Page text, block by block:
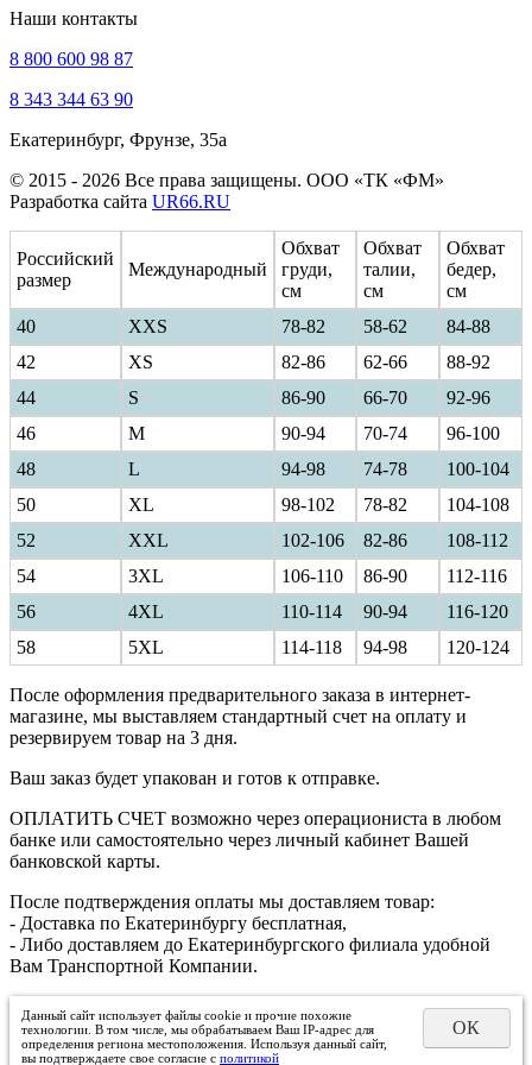
Наши контакты
8 800 600 98 87
8 343 344 63 90
Екатеринбург, Фрунзе, 35а
© 2015 - 2026 Все права защищены. ООО «ТК «ФМ»
Разработка сайта UR66.RU
Российский
размер
Международный
Обхват
груди,
см
Обхват
талии,
см
Обхват
бедер,
см
40
ХXS 78-82 58-62
84-88
42
XS 82-86 62-66
88-92
44
S 86-90 66-70
92-96
46
M 90-94 70-74
96-100
48
L 94-98 74-78
100-104
50
XL 98-102 78-82
104-108
52
XXL 102-106 82-86
108-112
54
3XL 106-110 86-90
112-116
56
4XL 110-114 90-94
116-120
58
5XL 114-118 94-98 120-124
После оформления предварительного заказа в интернет-
магазине, мы выставляем стандартный счет на оплату и
резервируем товар на 3 дня.
Ваш заказ будет упакован и готов к отправке.
ОПЛАТИТЬ СЧЕТ возможно через операциониста в любом
банке или самостоятельно через личный кабинет Вашей
банковской карты.
После подтверждения оплаты мы доставляем товар:
- Доставка по Екатеринбургу бесплатная,
- Либо доставляем до Екатеринбургского филиала удобной
Вам Транспортной Компании.
Данный сайт использует файлы cookie и прочие похожие
технологии. В том числе, мы обрабатываем Ваш IP-адрес для
определения региона местоположения. Используя данный сайт,
вы подтверждаете свое согласие с политикой
ОК